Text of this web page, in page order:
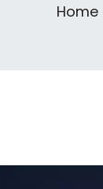
Home